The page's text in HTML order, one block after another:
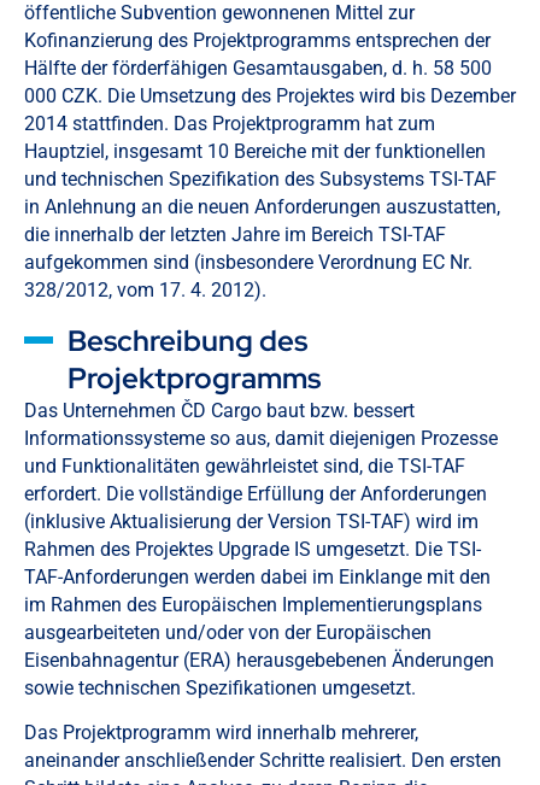
öffentliche Subvention gewonnenen Mittel zur
Kofinanzierung des Projektprogramms entsprechen der
Hälfte der förderfähigen Gesamtausgaben, d. h. 58 500
000 CZK. Die Umsetzung des Projektes wird bis Dezember
2014 stattfinden. Das Projektprogramm hat zum
Hauptziel, insgesamt 10 Bereiche mit der funktionellen
und technischen Spezifikation des Subsystems TSI-TAF
in Anlehnung an die neuen Anforderungen auszustatten,
die innerhalb der letzten Jahre im Bereich TSI-TAF
aufgekommen sind (insbesondere Verordnung EC Nr.
328/2012, vom 17. 4. 2012).
Beschreibung des
Projektprogramms
Das Unternehmen ČD Cargo baut bzw. bessert
Informationssysteme so aus, damit diejenigen Prozesse
und Funktionalitäten gewährleistet sind, die TSI-TAF
erfordert. Die vollständige Erfüllung der Anforderungen
(inklusive Aktualisierung der Version TSI-TAF) wird im
Rahmen des Projektes Upgrade IS umgesetzt. Die TSI-
TAF-Anforderungen werden dabei im Einklange mit den
im Rahmen des Europäischen Implementierungsplans
ausgearbeiteten und/oder von der Europäischen
Eisenbahnagentur (ERA) herausgebebenen Änderungen
sowie technischen Spezifikationen umgesetzt.
Das Projektprogramm wird innerhalb mehrerer,
aneinander anschließender Schritte realisiert. Den ersten